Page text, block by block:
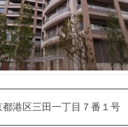
都港区三田一丁目７番１号